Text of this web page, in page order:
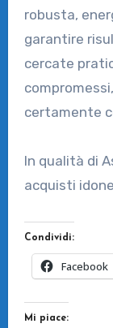
robusta,
garantire
cercate
certamente
In qualità di
acquisti
Condividi:
Facebook
Mi piace: